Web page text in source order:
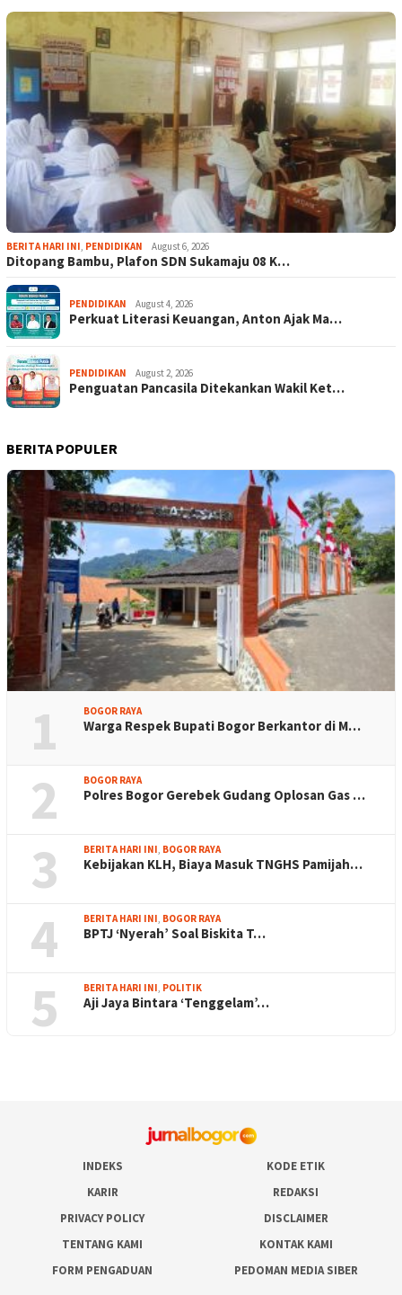
BERITA HARI INI, PENDIDIKAN August 6, 2026
Ditopang Bambu, Plafon SDN Sukamaju 08 K…
PENDIDIKAN August 4, 2026
Perkuat Literasi Keuangan, Anton Ajak Ma…
PENDIDIKAN August 2, 2026
Penguatan Pancasila Ditekankan Wakil Ket…
BERITA POPULER
1 BOGOR RAYA
Warga Respek Bupati Bogor Berkantor di M…
2 BOGOR RAYA
Polres Bogor Gerebek Gudang Oplosan Gas …
3 BERITA HARI INI BOGOR RAYA
Kebijakan KLH, Biaya Masuk TNGHS Pamijah…
4 BERITA HARI INI BOGOR RAYA
BPTJ ‘Nyerah’ Soal Biskita T…
5 BERITA HARI INI POLITIK
Aji Jaya Bintara ‘Tenggelam’…
INDEKS
KODE ETIK
KARIR
REDAKSI
PRIVACY POLICY
DISCLAIMER
TENTANG KAMI
KONTAK KAMI
FORM PENGADUAN
PEDOMAN MEDIA SIBER